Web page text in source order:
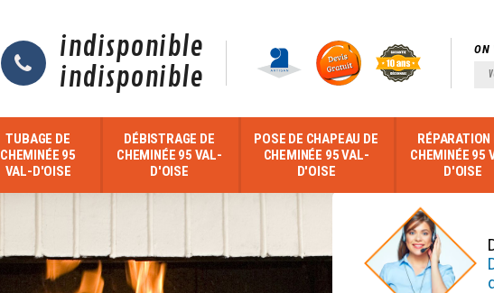
indisponible
indisponible
ON
TUBAGE DE
CHEMINÉE 95
VAL-D'OISE
DÉBISTRAGE DE
CHEMINÉE 95 VAL-
D'OISE
POSE DE CHAPEAU DE
CHEMINÉE 95 VAL-
D'OISE
RÉPARATION
CHEMINÉE 95
D'OISE